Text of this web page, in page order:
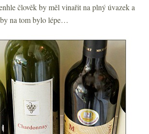
člověk by měl vinařit na plný úvazek a
na tom bylo lépe…